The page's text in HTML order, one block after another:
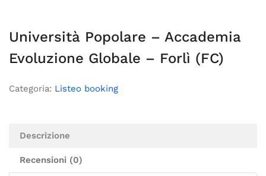
Università Popolare – Accademia
Evoluzione Globale – Forlì (FC)
Categoria: Listeo booking
Descrizione
Recensioni (0)